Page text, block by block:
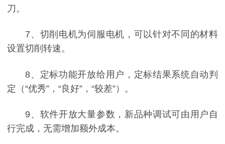
刀。
7、切削电机为伺服电机，可以针对不同的材料
设置切削转速。
8、定标功能开放给用户，定标结果系统自动判
定（“优秀”，“良好”，“较差”）。
9、软件开放大量参数，新品种调试可由用户自
行完成，无需增加额外成本。